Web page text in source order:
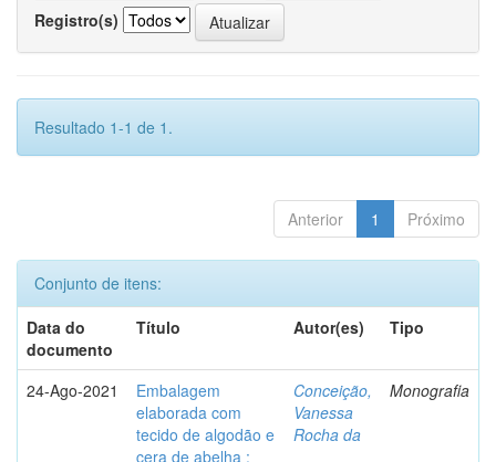
Registro(s)
Resultado 1-1 de 1.
Anterior 1 Próximo
Conjunto de itens:
Data do
documento
Título Autor(es) Tipo
24-Ago-2021
Embalagem
elaborada com
tecido de algodão e
cera de abelha :
Conceição,
Vanessa
Rocha da
Monografia